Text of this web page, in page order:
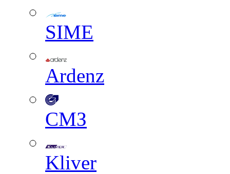
SIME
Ardenz
СМЗ
Kliver